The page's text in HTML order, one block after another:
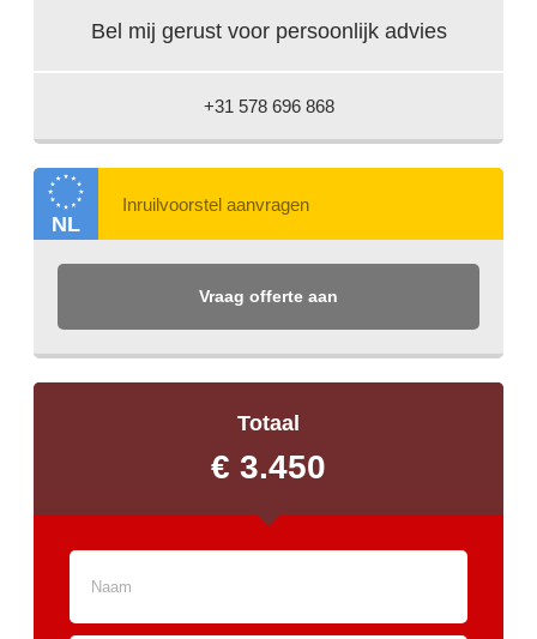
Bel mij gerust voor persoonlijk advies
+31 578 696 868
NL
Vraag offerte aan
Totaal
€ 3.450